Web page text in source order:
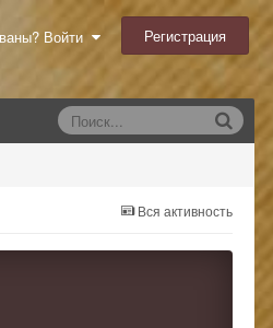
Войти Регистрация
Вся активность